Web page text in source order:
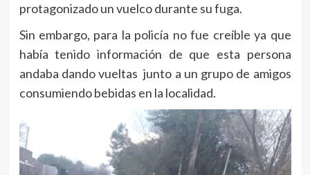
protagonizado un vuelco durante su fuga.
Sin embargo, para la policía no fue creíble ya que
había tenido información de que esta persona
andaba dando vueltas junto a un grupo de amigos
consumiendo bebidas en la localidad.